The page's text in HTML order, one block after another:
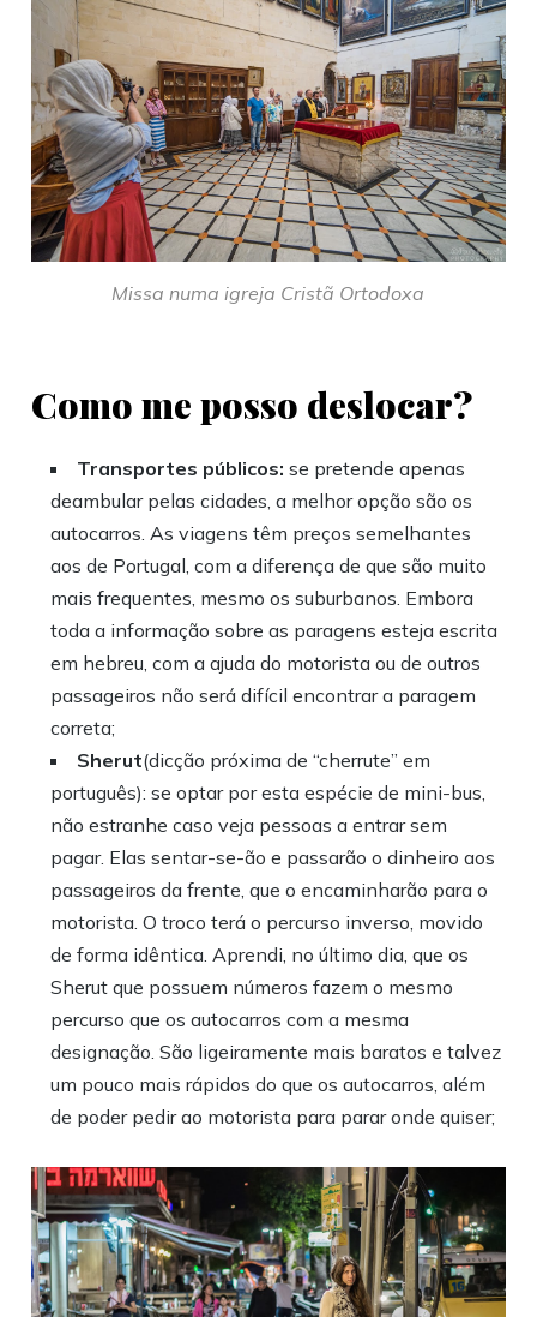
Missa numa igreja Cristã Ortodoxa
Como me posso deslocar?
Transportes públicos: se pretende apenas
deambular pelas cidades, a melhor opção são os
autocarros. As viagens têm preços semelhantes
aos de Portugal, com a diferença de que são muito
mais frequentes, mesmo os suburbanos. Embora
toda a informação sobre as paragens esteja escrita
em hebreu, com a ajuda do motorista ou de outros
passageiros não será difícil encontrar a paragem
correta;
Sherut(dicção próxima de “cherrute” em
português): se optar por esta espécie de mini-bus,
não estranhe caso veja pessoas a entrar sem
pagar. Elas sentar-se-ão e passarão o dinheiro aos
passageiros da frente, que o encaminharão para o
motorista. O troco terá o percurso inverso, movido
de forma idêntica. Aprendi, no último dia, que os
Sherut que possuem números fazem o mesmo
percurso que os autocarros com a mesma
designação. São ligeiramente mais baratos e talvez
um pouco mais rápidos do que os autocarros, além
de poder pedir ao motorista para parar onde quiser;